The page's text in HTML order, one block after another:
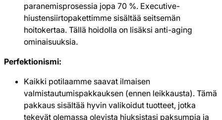
paranemisprosessia jopa 70 %. Executive-
hiustensiirtopakettimme sisältää seitsemän
hoitokertaa. Tällä hoidolla on lisäksi anti-aging
ominaisuuksia.
Perfektionismi:
Kaikki potilaamme saavat ilmaisen
valmistautumispakkauksen (ennen leikkausta). Tämä
pakkaus sisältää hyvin valikoidut tuotteet, jotka
tekevät olemassa olevista hiuksistasi paksumpia ja